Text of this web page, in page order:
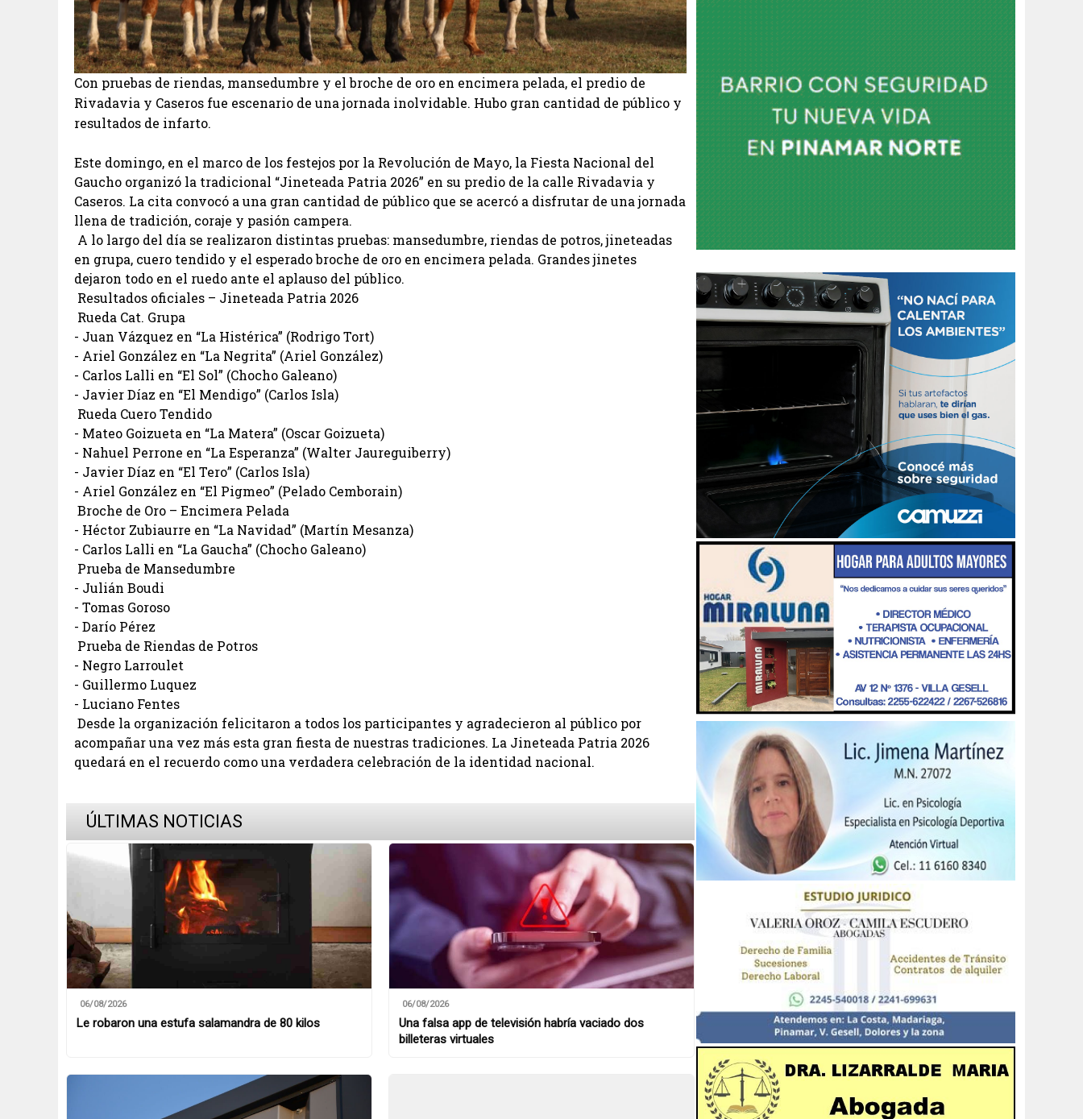
Con pruebas de riendas, mansedumbre y el broche de oro en encimera pelada, el predio de
Rivadavia y Caseros fue escenario de una jornada inolvidable. Hubo gran cantidad de público y
resultados de infarto.
Este domingo, en el marco de los festejos por la Revolución de Mayo, la Fiesta Nacional del
Gaucho organizó la tradicional “Jineteada Patria 2026” en su predio de la calle Rivadavia y
Caseros. La cita convocó a una gran cantidad de público que se acercó a disfrutar de una jornada
llena de tradición, coraje y pasión campera.
A lo largo del día se realizaron distintas pruebas: mansedumbre, riendas de potros, jineteadas
en grupa, cuero tendido y el esperado broche de oro en encimera pelada. Grandes jinetes
dejaron todo en el ruedo ante el aplauso del público.
Resultados oficiales – Jineteada Patria 2026
Rueda Cat. Grupa
- Juan Vázquez en “La Histérica” (Rodrigo Tort)
- Ariel González en “La Negrita” (Ariel González)
- Carlos Lalli en “El Sol” (Chocho Galeano)
- Javier Díaz en “El Mendigo” (Carlos Isla)
Rueda Cuero Tendido
- Mateo Goizueta en “La Matera” (Oscar Goizueta)
- Nahuel Perrone en “La Esperanza” (Walter Jaureguiberry)
- Javier Díaz en “El Tero” (Carlos Isla)
- Ariel González en “El Pigmeo” (Pelado Cemborain)
Broche de Oro – Encimera Pelada
- Héctor Zubiaurre en “La Navidad” (Martín Mesanza)
- Carlos Lalli en “La Gaucha” (Chocho Galeano)
Prueba de Mansedumbre
- Julián Boudi
- Tomas Goroso
- Darío Pérez
Prueba de Riendas de Potros
- Negro Larroulet
- Guillermo Luquez
- Luciano Fentes
Desde la organización felicitaron a todos los participantes y agradecieron al público por
acompañar una vez más esta gran fiesta de nuestras tradiciones. La Jineteada Patria 2026
quedará en el recuerdo como una verdadera celebración de la identidad nacional.
ÚLTIMAS NOTICIAS
06/08/2026
Le robaron una estufa salamandra de 80 kilos
06/08/2026
Una falsa app de televisión habría vaciado dos
billeteras virtuales